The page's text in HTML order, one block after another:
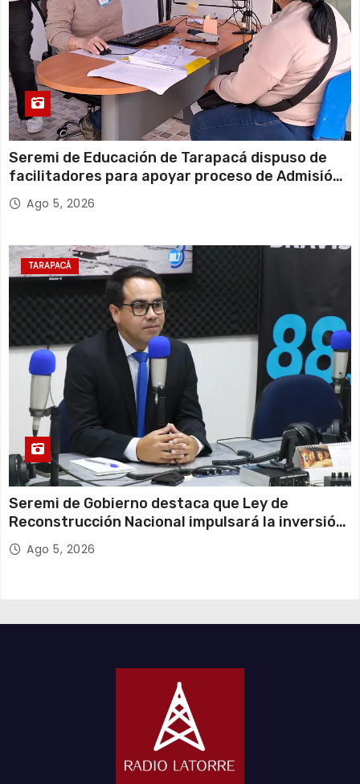
Seremi de Educación de Tarapacá dispuso de
facilitadores para apoyar proceso de Admisión
Escolar 2027
Ago 5, 2026
TARAPACÁ
Seremi de Gobierno destaca que Ley de
Reconstrucción Nacional impulsará la inversión
y el empleo en Tarapacá
Ago 5, 2026